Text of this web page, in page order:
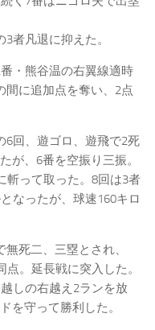
者凡退に抑えた。
・熊谷温の右翼線適時
間に追加点を奪い、2点
6回、遊ゴロ、遊飛で2死
が、6番を空振り三振。
斬って取った。8回は3者
なったが、球速160キロ
死二、三塁とされ、
。延長戦に突入した。
しの右越え2ランを放
を守って勝利した。